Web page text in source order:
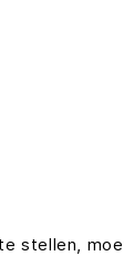
stellen,